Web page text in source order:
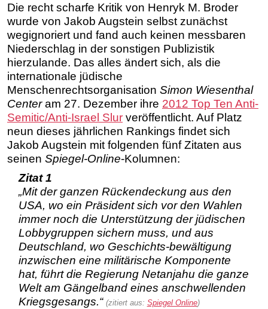
Die recht scharfe Kritik von Henryk M. Broder
wurde von Jakob Augstein selbst zunächst
wegignoriert und fand auch keinen messbaren
Niederschlag in der sonstigen Publizistik
hierzulande. Das alles ändert sich, als die
internationale jüdische
Menschenrechtsorganisation Simon Wiesenthal
Centeram 27. Dezember ihre 2012 Top Ten Anti-
Semitic/Anti-Israel Slur veröffentlicht. Auf Platz
neun dieses jährlichen Rankings findet sich
Jakob Augstein mit folgenden fünf Zitaten aus
seinen Spiegel-Online-Kolumnen:
Zitat 1
„Mit der ganzen Rückendeckung aus den
USA, wo ein Präsident sich vor den Wahlen
immer noch die Unterstützung der jüdischen
Lobbygruppen sichern muss, und aus
Deutschland, wo Geschichts-bewältigung
inzwischen eine militärische Komponente
hat, führt die Regierung Netanjahu die ganze
Welt am Gängelband eines anschwellenden
Kriegsgesangs.“ (zitiert aus: Spiegel Online)